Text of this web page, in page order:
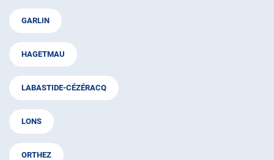
GARLIN
HAGETMAU
LABASTIDE-CÉZÉRACQ
LONS
ORTHEZ